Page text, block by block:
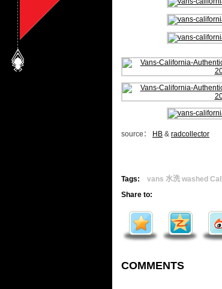
source： HB & radcollector
Tags: vans 水洗 washed
Share to:
COMMENTS